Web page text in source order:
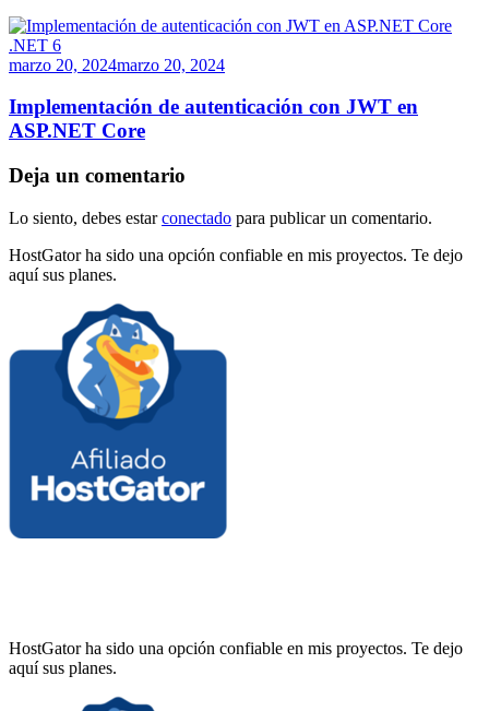
.NET 6
marzo 20, 2024marzo 20, 2024
Implementación de autenticación con JWT en
ASP.NET Core
Deja un comentario
Lo siento, debes estarconectado para publicar un comentario.
HostGator ha sido una opción confiable en mis proyectos. Te dejo
aquí sus planes.
HostGator ha sido una opción confiable en mis proyectos. Te dejo
aquí sus planes.